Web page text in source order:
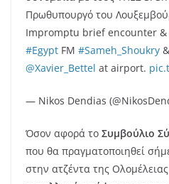
Πρωθυπουργό του
Impromptu brief encounter
#Egypt FM #Sameh_Shoukry &
@Xavier_Bettel at airport.
— Nikos Dendias
Όσον αφορά το Συμβούλιο
που θα πραγματοποιηθεί
στην ατζέντα της